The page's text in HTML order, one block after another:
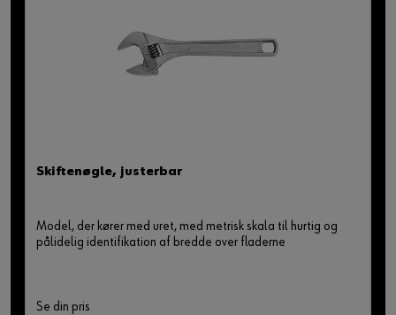
Skiftenøgle, justerbar
Model, der kører med uret, med metrisk skala til hurtig og
pålidelig identifikation af bredde over fladerne
Se din pris